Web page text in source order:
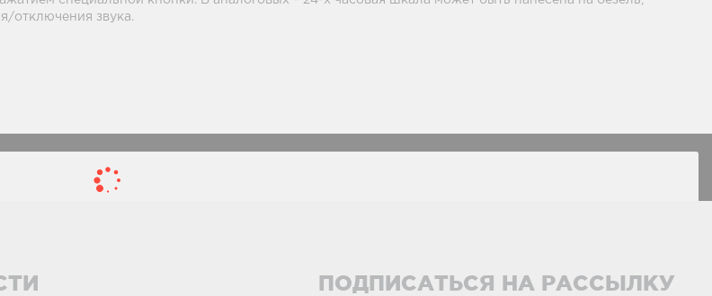
отключения звука.
ПОДПИСАТЬСЯ НА РАССЫЛКУ